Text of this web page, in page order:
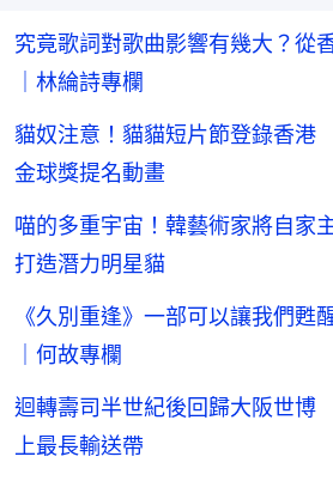
究竟歌詞對歌曲影響有幾大？從
｜林綸詩專欄
貓奴注意！貓貓短片節登錄香
金球獎提名動畫
喵的多重宇宙！韓藝術家將自家
打造潛力明星貓
《久別重逢》一部可以讓我們甦
｜何故專欄
迴轉壽司半世紀後回歸大阪世博
上最長輸送帶